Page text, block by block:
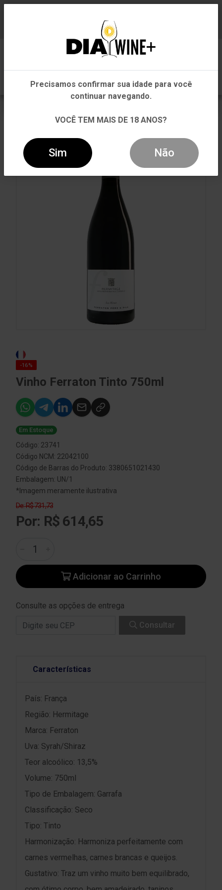
VINHO FERRATON TINTO 750ML
-16%
Vinho Ferraton Tinto 750ml
Em Estoque
Código: 23741
Código NCM: 22042100
Código de Barras do Produto: 3380651021430
Embalagem: UN/1
*Imagem meramente ilustrativa
De: R$ 731,73
Por: R$ 614,65
Adicionar ao Carrinho
Consulte as opções de entrega
Consultar
Características
País: França
Região: Hermitage
Marca: Ferraton
Uva: Syrah/Shiraz
Teor alcoólico: 13,5%
Volume: 750ml
Tipo de Embalagem: Garrafa
Classificação: Seco
Tipo: Tinto
Harmonização: Harmoniza perfeitamente com
carnes vermelhas, carnes brancas e queijos.
Gustativo: Traz um vinho muito bem equilibrado,
Em que Estado você está?
Pernambuco
Outros Estados
Precisamos confirmar sua idade para você
continuar navegando.
VOCÊ TEM MAIS DE 18 ANOS?
Sim Não